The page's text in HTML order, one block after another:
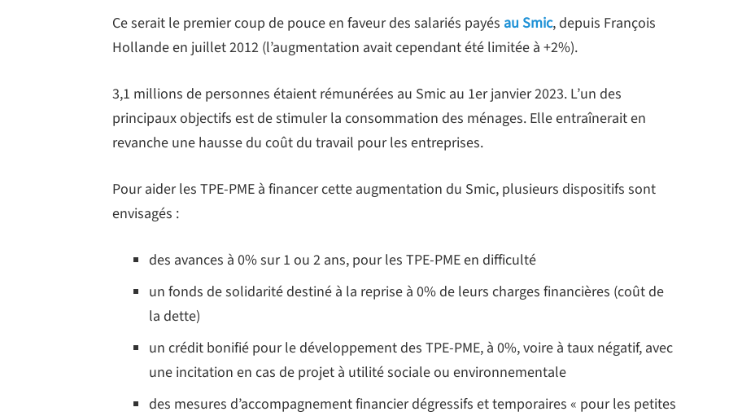
Ce serait le premier coup de pouce en faveur des salariés payés au Smic, depuis François
Hollande en juillet 2012 (l’augmentation avait cependant été limitée à +2%).
3,1 millions de personnes étaient rémunérées au Smic au 1er janvier 2023. L’un des
principaux objectifs est de stimuler la consommation des ménages. Elle entraînerait en
revanche une hausse du coût du travail pour les entreprises.
Pour aider les TPE-PME à financer cette augmentation du Smic, plusieurs dispositifs sont
envisagés :
des avances à 0% sur 1 ou 2 ans, pour les TPE-PME en difficulté
un fonds de solidarité destiné à la reprise à 0% de leurs charges financières (coût de
la dette)
un crédit bonifié pour le développement des TPE-PME, à 0%, voire à taux négatif, avec
une incitation en cas de projet à utilité sociale ou environnementale
des mesures d’accompagnement financier dégressifs et temporaires « pour les petites